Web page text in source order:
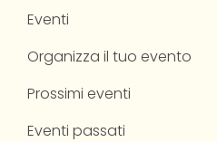
Eventi
Organizza il tuo evento
Prossimi eventi
Eventi passati